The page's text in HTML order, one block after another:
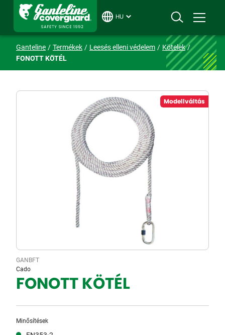
HU
Ganteline Termékek Leesés elleni védelem
Kötelek
FONOTT KÖTÉL
Modellváltás
GANBFT
Cado
FONOTT KÖTÉL
Minősítések